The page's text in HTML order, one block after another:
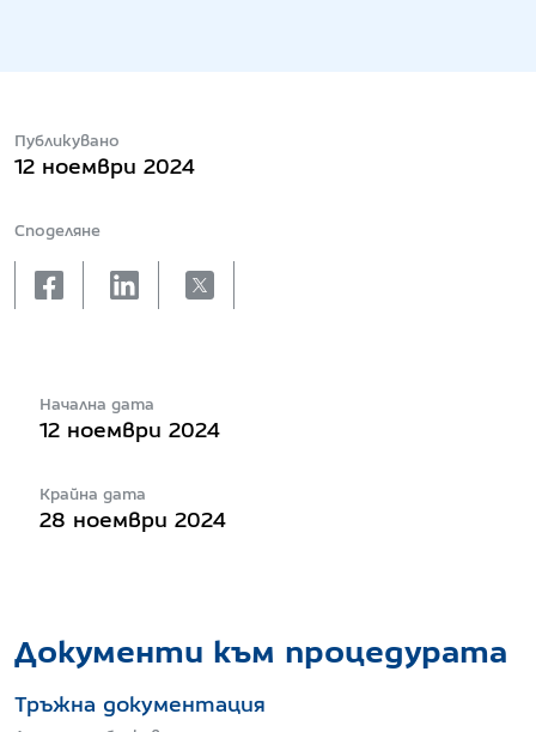
Публикувано
12 ноември 2024
Споделяне
facebooklinkedinX
Начална дата
12 ноември 2024
Крайна дата
28 ноември 2024
Документи към процедурата
Тръжна документация